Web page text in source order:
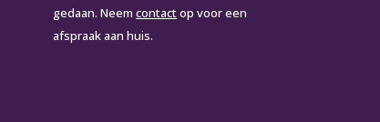
gedaan. Neemcontactop voor een
afspraak aan huis.